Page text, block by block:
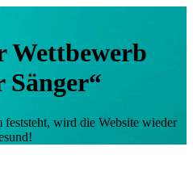
Wettbewerb
Sänger“
feststeht, wird die Website wieder